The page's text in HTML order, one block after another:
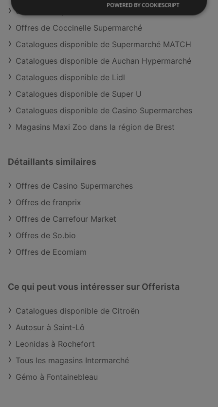
Offres de Super U
Offres de Coccinelle Supermarché
Catalogues disponible de Supermarché MATCH
Catalogues disponible de Auchan Hypermarché
Catalogues disponible de Lidl
Catalogues disponible de Super U
Catalogues disponible de Casino Supermarches
Magasins Maxi Zoo dans la région de Brest
Détaillants similaires
Offres de Casino Supermarches
Offres de franprix
Offres de Carrefour Market
Offres de So.bio
Offres de Ecomiam
Ce qui peut vous intéresser sur Offerista
Catalogues disponible de Citroën
Autosur à Saint-Lô
Leonidas à Rochefort
Tous les magasins Intermarché
Gémo à Fontainebleau
POWERED BY COOKIESCRIPT